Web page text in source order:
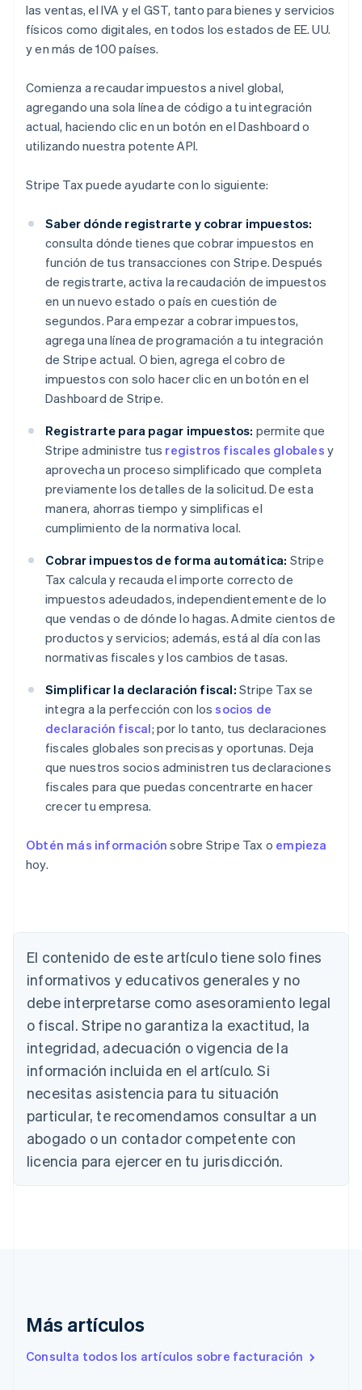
las ventas, el IVA y el GST, tanto para bienes y servicios
físicos como digitales, en todos los estados de EE. UU.
y en más de 100 países.
Comienza a recaudar impuestos a nivel global,
agregando una sola línea de código a tu integración
actual, haciendo clic en un botón en el Dashboard o
utilizando nuestra potente API.
Stripe Tax puede ayudarte con lo siguiente:
Saber dónde registrarte y cobrar impuestos:
consulta dónde tienes que cobrar impuestos en
función de tus transacciones con Stripe. Después
de registrarte, activa la recaudación de impuestos
en un nuevo estado o país en cuestión de
segundos. Para empezar a cobrar impuestos,
agrega una línea de programación a tu integración
de Stripe actual. O bien, agrega el cobro de
impuestos con solo hacer clic en un botón en el
Dashboard de Stripe.
Registrarte para pagar impuestos: permite que
Stripe administre tus registros fiscales globales y
aprovecha un proceso simplificado que completa
previamente los detalles de la solicitud. De esta
manera, ahorras tiempo y simplificas el
cumplimiento de la normativa local.
Cobrar impuestos de forma automática: Stripe
Tax calcula y recauda el importe correcto de
impuestos adeudados, independientemente de lo
que vendas o de dónde lo hagas. Admite cientos de
productos y servicios; además, está al día con las
normativas fiscales y los cambios de tasas.
Simplificar la declaración fiscal: Stripe Tax se
integra a la perfección con lossocios de
declaración fiscal; por lo tanto, tus declaraciones
fiscales globales son precisas y oportunas. Deja
que nuestros socios administren tus declaraciones
fiscales para que puedas concentrarte en hacer
crecer tu empresa.
Obtén más información sobre Stripe Tax o empieza
hoy.
El contenido de este artículo tiene solo fines
informativos y educativos generales y no
debe interpretarse como asesoramiento legal
o fiscal. Stripe no garantiza la exactitud, la
integridad, adecuación o vigencia de la
información incluida en el artículo. Si
necesitas asistencia para tu situación
particular, te recomendamos consultar a un
abogado o un contador competente con
licencia para ejercer en tu jurisdicción.
Más artículos
Consulta todos los artículos sobre facturación
Alemania
DeutschEnglish
Australia
Austria
DeutschEnglish
Bélgica
Brasil
PortuguêsEnglish
EnglishItaliano
English